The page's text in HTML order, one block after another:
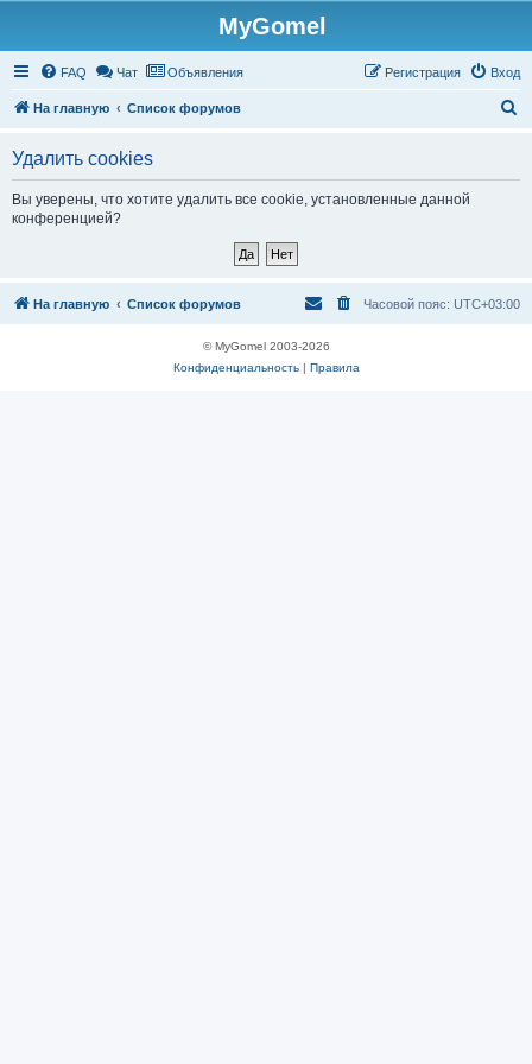
MyGomel
FAQ Чат Объявления Вход
Регистрация
На главную Список форумов
Удалить cookies
Вы уверены, что хотите удалить все cookie, установленные данной
конференцией?
На главную Список форумов Часовой пояс: UTC+03:00
© MyGomel 2003-2026
Конфиденциальность| Правила